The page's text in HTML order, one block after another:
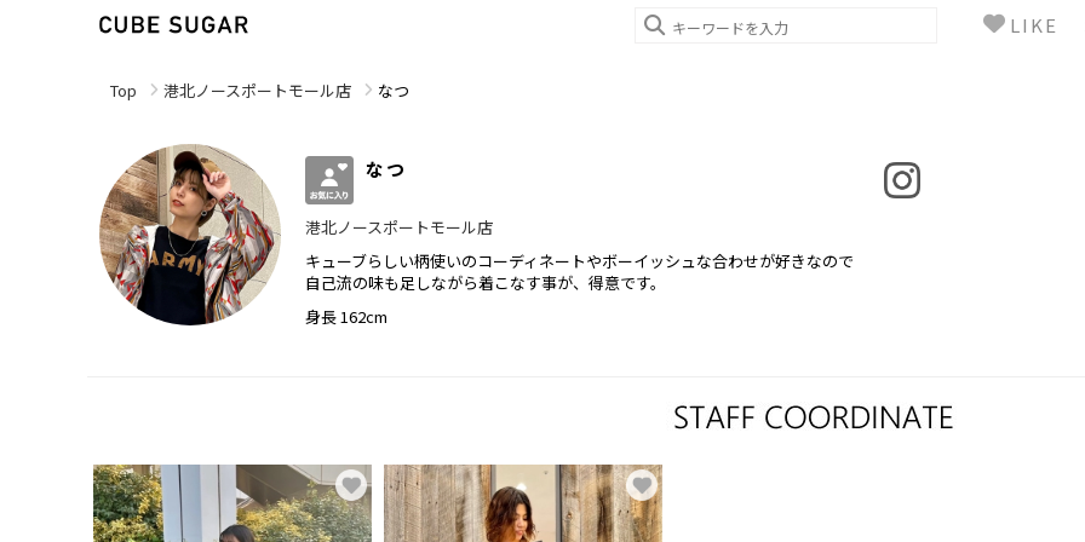
LIKE
Top 港北ノースポートモール店 なつ
なつ
港北ノースポートモール店
キューブらしい柄使いのコーディネートやボーイッシュな合わせが好きなので
自己流の味も足しながら着こなす事が、得意です。
身長 162cm